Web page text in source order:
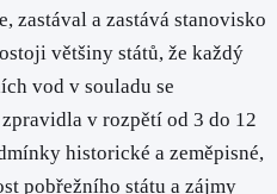
zastával a zastává stanovisko
většiny států, že každý
vod v souladu se
v rozpětí od 3 do 12
historické a zeměpisné,
pobřežního státu a zájmy